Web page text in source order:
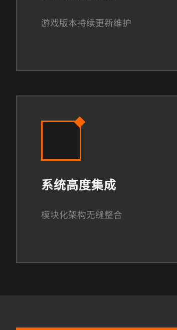
游戏版本持续更新维护
系统高度集成
模块化架构无缝整合